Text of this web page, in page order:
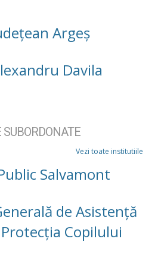
Argeș
Davila
Vezi toate institutiile
Salvamont
de Asistenţă
Copilului